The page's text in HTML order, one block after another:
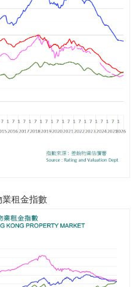
租金指數